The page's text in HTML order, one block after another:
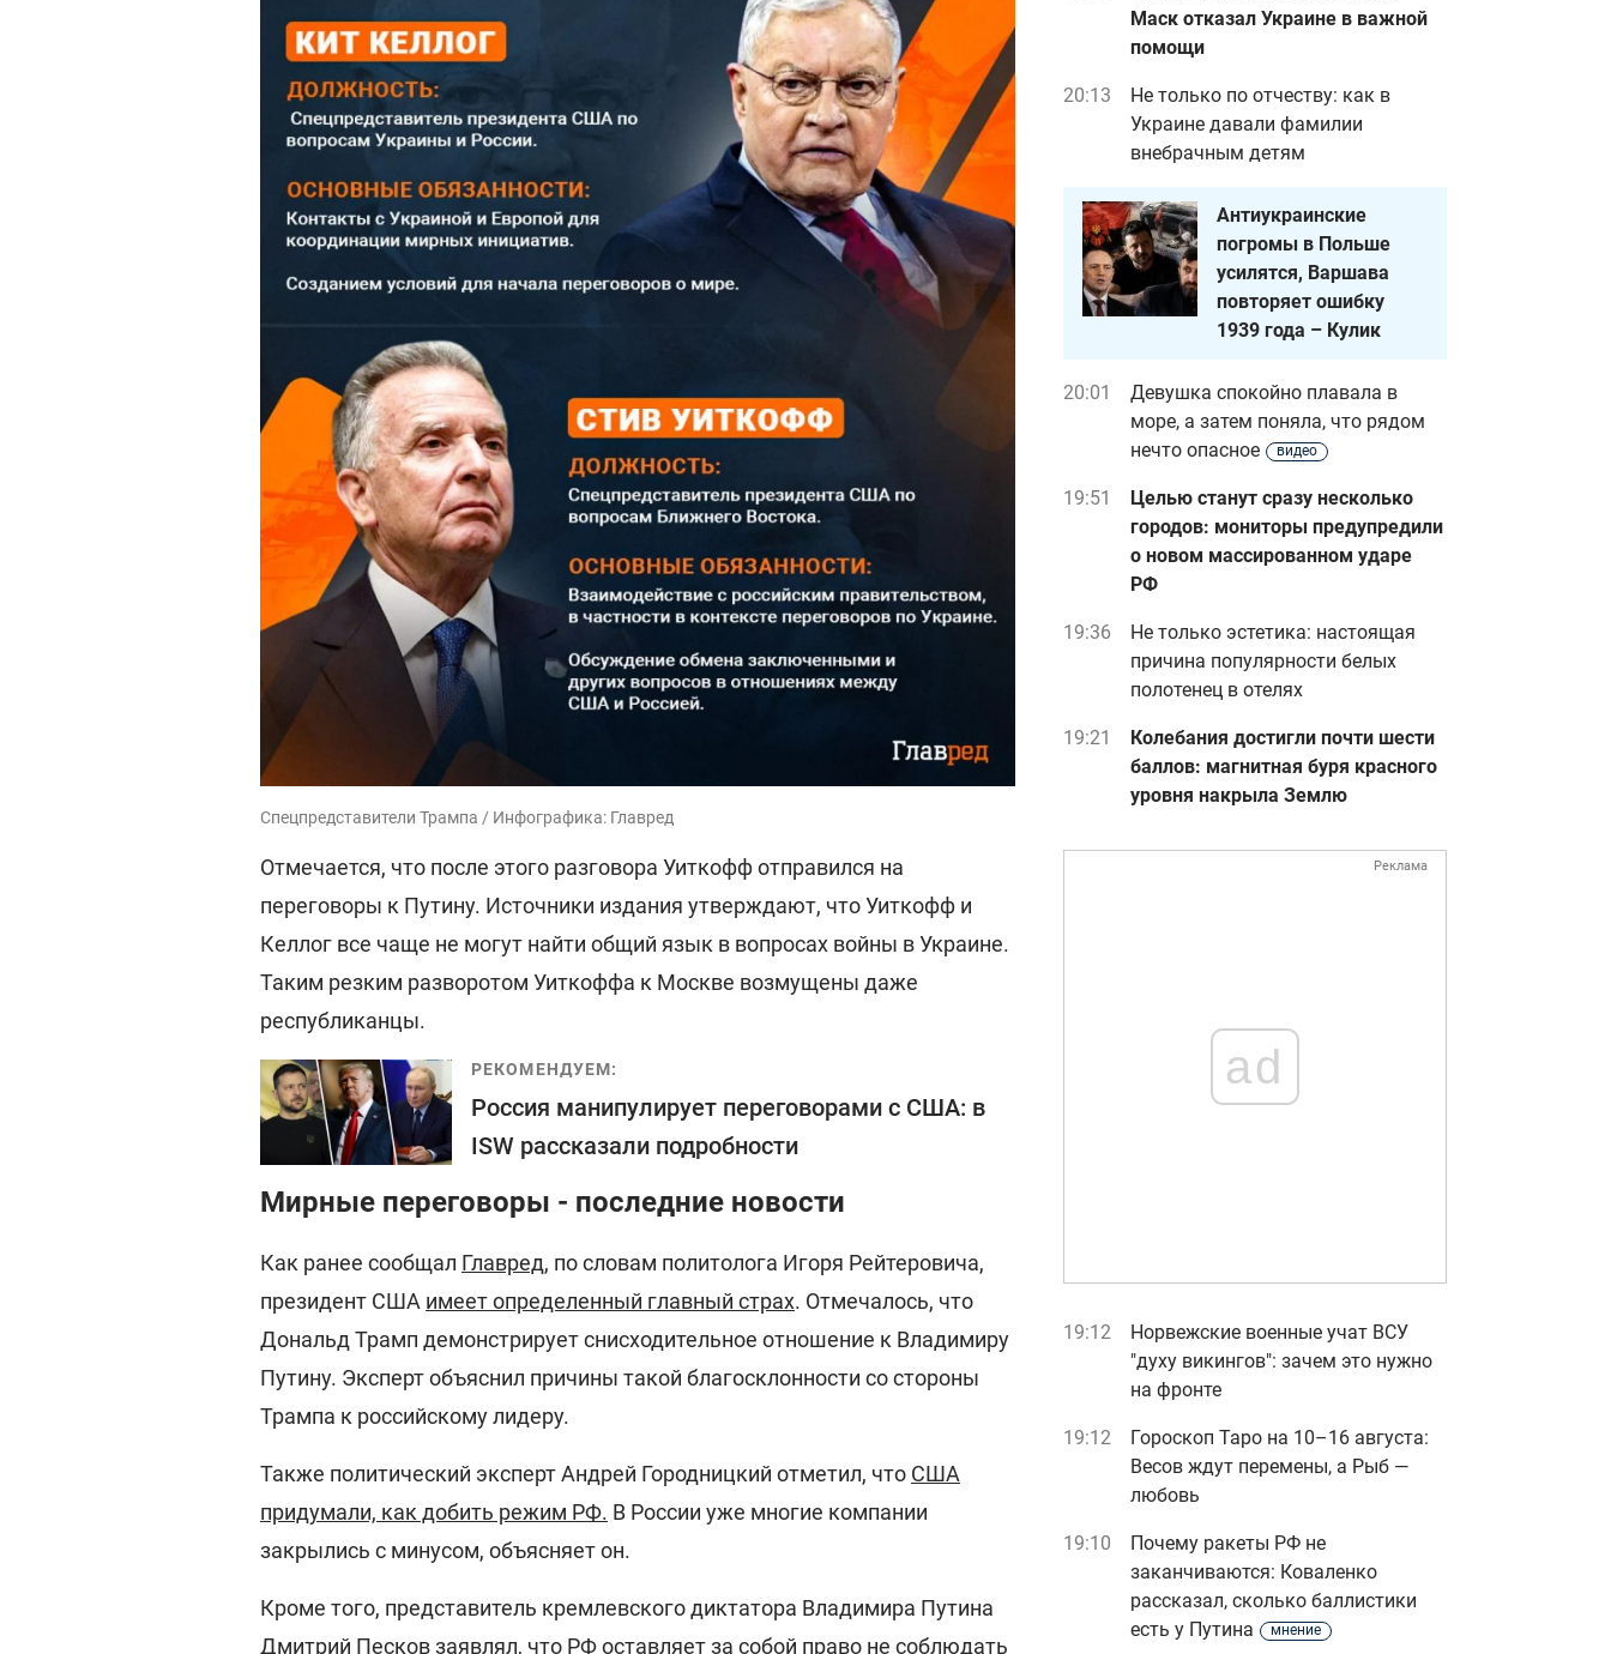
Спецпредставители Трампа / Инфографика: Главред
Отмечается, что после этого разговора Уиткофф отправился на
переговоры к Путину. Источники издания утверждают, что Уиткофф и
Келлог все чаще не могут найти общий язык в вопросах войны в Украине.
Таким резким разворотом Уиткоффа к Москве возмущены даже
республиканцы.
РЕКОМЕНДУЕМ:
Россия манипулирует переговорами с США: в
ISW рассказали подробности
Мирные переговоры - последние новости
Как ранее сообщал Главред, по словам политолога Игоря Рейтеровича,
президент США имеет определенный главный страх. Отмечалось, что
Дональд Трамп демонстрирует снисходительное отношение к Владимиру
Путину. Эксперт объяснил причины такой благосклонности со стороны
Трампа к российскому лидеру.
Также политический эксперт Андрей Городницкий отметил, что США
придумали, как добить режим РФ. В России уже многие компании
закрылись с минусом, объясняет он.
Кроме того, представитель кремлевского диктатора Владимира Путина
Дмитрий Песков заявлял, что РФ оставляет за собой право не соблюдать
Маск отказал Украине в важной
помощи
20:13
Не только по отчеству: как в
Украине давали фамилии
внебрачным детям
Антиукраинские
погромы в Польше
усилятся, Варшава
повторяет ошибку
1939 года – Кулик
20:01
Девушка спокойно плавала в
море, а затем поняла, что рядом
нечто опасное
видео
19:51
Целью станут сразу несколько
городов: мониторы предупредили
о новом массированном ударе
РФ
19:36
Не только эстетика: настоящая
причина популярности белых
полотенец в отелях
19:21
Колебания достигли почти шести
баллов: магнитная буря красного
уровня накрыла Землю
Реклама
ad
19:12
Норвежские военные учат ВСУ
"духу викингов": зачем это нужно
на фронте
19:12
Гороскоп Таро на 10–16 августа:
Весов ждут перемены, а Рыб —
любовь
19:10
Почему ракеты РФ не
заканчиваются: Коваленко
рассказал, сколько баллистики
есть у Путина
мнение